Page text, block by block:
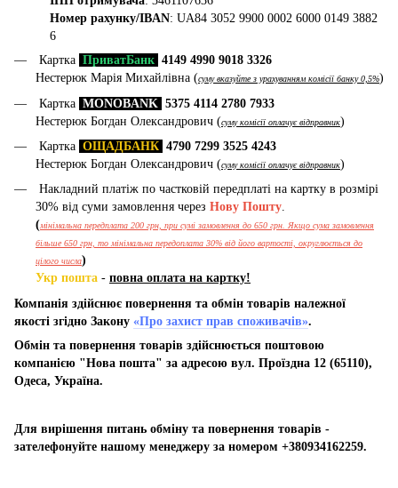
Номер рахунку/IBAN: UA84 3052 9900 0002 6000 0149 3882
6
Картка ПриватБанк 4149 4990 9018 3326
Нестерюк Марія Михайлівна (суму вказуйте з урахуванням комісії банку 0,5%)
Картка MONOBANK 5375 4114 2780 7933
Нестерюк Богдан Олександрович (суму комісії оплачує відправник)
Картка ОЩАДБАНК 4790 7299 3525 4243
Нестерюк Богдан Олександрович (суму комісії оплачує відправник)
Накладний платіж по частковій передплаті на картку в розмірі
30% від суми замовлення через Нову Пошту.
(мінімальна передплата 200 грн, при сумі замовлення до 650 грн. Якщо сума замовлення
більше 650 грн, то мінімальна передоплата 30% від його вартості, округлюється до
цілого числа)
Укр пошта - повна оплата на картку!
Компанія здійснює повернення та обмін товарів належної
якості згідно Закону «Про захист прав споживачів».
Обмін та повернення товарів здійснюється поштовою
компанією "Нова пошта" за адресою вул. Проїздна 12 (65110),
Одеса, Україна.
Для вирішення питань обміну та повернення товарів -
зателефонуйте нашому менеджеру за номером +380934162259.